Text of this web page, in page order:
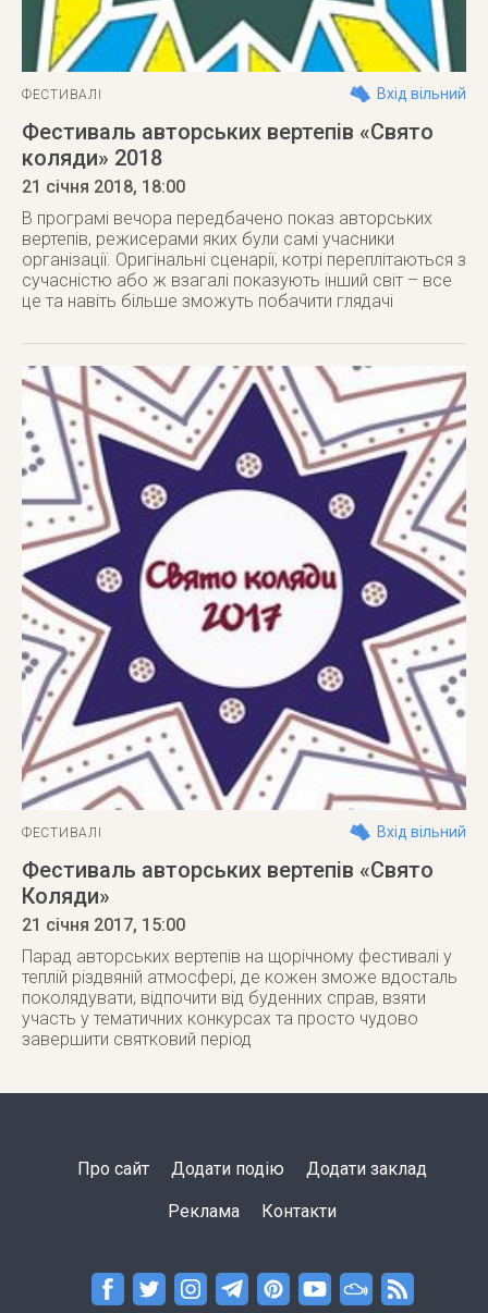
ФЕСТИВАЛІ Вхід вільний
Фестиваль авторських вертепів «Свято
коляди» 2018
21 січня 2018, 18:00
В програмі вечора передбачено показ авторських
вертепів, режисерами яких були самі учасники
організації. Оригінальні сценарії, котрі переплітаються з
сучасністю або ж взагалі показують інший світ – все
це та навіть більше зможуть побачити глядачі
ФЕСТИВАЛІ Вхід вільний
Фестиваль авторських вертепів «Свято
Коляди»
21 січня 2017, 15:00
Парад авторських вертепів на щорічному фестивалі у
теплій різдвяній атмосфері, де кожен зможе вдосталь
поколядувати, відпочити від буденних справ, взяти
участь у тематичних конкурсах та просто чудово
завершити святковий період
Про сайт Додати подію Додати заклад
Реклама Контакти